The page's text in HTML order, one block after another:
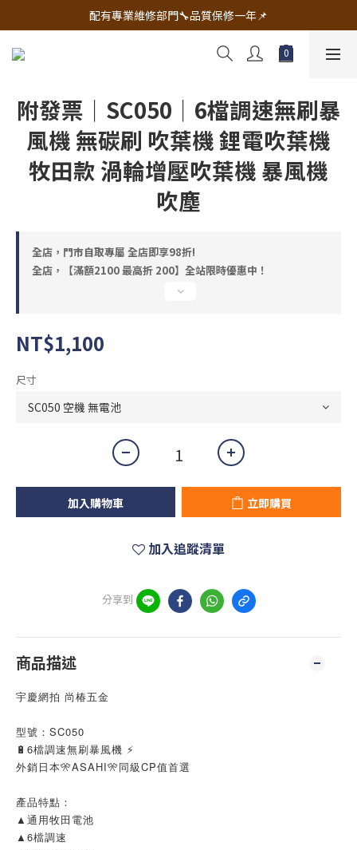
🔧電動工具&五金唯一首選 宇慶五金網拍🔧
配有專業維修部門🔧品質保修一年📌
🔧電動工具&五金唯一首選 宇慶五金網拍🔧
附發票｜SC050｜6檔調速無刷暴
風機 無碳刷 吹葉機 鋰電吹葉機
牧田款 渦輪增壓吹葉機 暴風機
吹塵
全店，門市自取專屬 全店即享98折!
全店，【滿額2100 最高折 200】全站限時優惠中！
NT$1,100
尺寸
加入購物車 立即購買
加入追蹤清單
分享到
商品描述
宇慶網拍 尚椿五金
型號：SC050
🔋6檔調速無刷暴風機 ⚡
外銷日本🎌ASAHI🎌同級CP值首選
產品特點：
▲通用牧田電池
▲6檔調速